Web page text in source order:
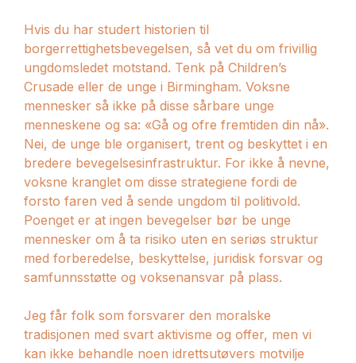
Hvis du har studert historien til
borgerrettighetsbevegelsen, så vet du om frivillig
ungdomsledet motstand. Tenk på Children’s
Crusade eller de unge i Birmingham. Voksne
mennesker så ikke på disse sårbare unge
menneskene og sa: «Gå og ofre fremtiden din nå».
Nei, de unge ble organisert, trent og beskyttet i en
bredere bevegelsesinfrastruktur. For ikke å nevne,
voksne kranglet om disse strategiene fordi de
forsto faren ved å sende ungdom til politivold.
Poenget er at ingen bevegelser bør be unge
mennesker om å ta risiko uten en seriøs struktur
med forberedelse, beskyttelse, juridisk forsvar og
samfunnsstøtte og voksenansvar på plass.
Jeg får folk som forsvarer den moralske
tradisjonen med svart aktivisme og offer, men vi
kan ikke behandle noen idrettsutøvers motvilje